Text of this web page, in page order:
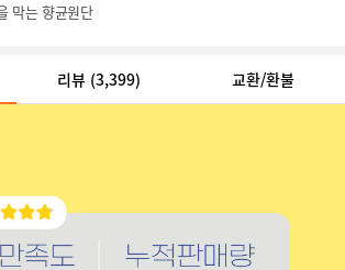
막는 향균원단
리뷰 (3,399) 교환/환불